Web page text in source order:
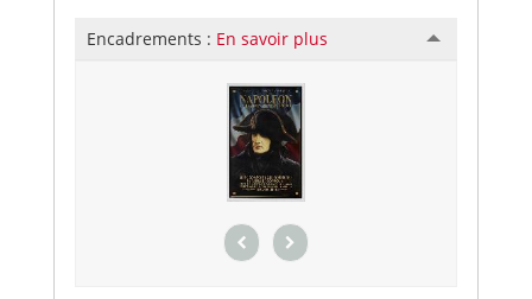
Encadrements : En savoir plus